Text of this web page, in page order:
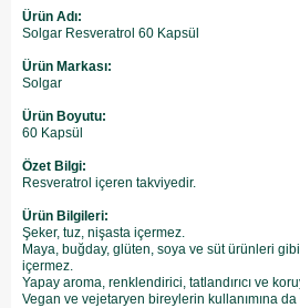
Ürün Adı:
Solgar Resveratrol 60 Kapsül
Ürün Markası:
Solgar
Ürün Boyutu:
60 Kapsül
Özet Bilgi:
Resveratrol içeren takviyedir.
Ürün Bilgileri:
Şeker, tuz, nişasta içermez.
Maya, buğday, glüten, soya ve süt ürünleri
içermez.
Yapay aroma, renklendirici, tatlandırıcı ve
Vegan ve vejetaryen bireylerin kullanımına da